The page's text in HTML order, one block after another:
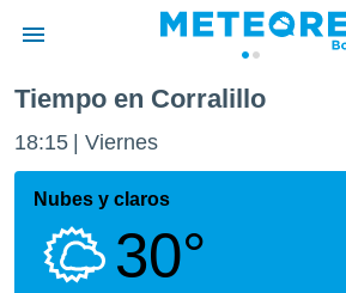
de
ha
Tiempo en Corralillo
18:15 Viernes
Nubes y claros
30°